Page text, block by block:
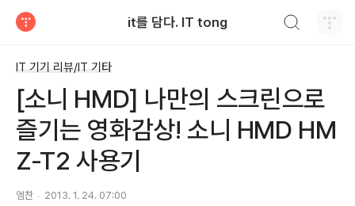
it를 담다. IT tong
IT 기기 리뷰/IT 기타
[소니 HMD] 나만의 스크린으로
즐기는 영화감상! 소니 HMD HM
Z-T2 사용기
엠찬 2013. 1. 24. 07:00